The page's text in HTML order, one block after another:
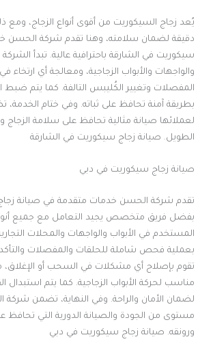
يُعد زجاج السيكوريت من أقوى أنواع الزجاج، ومع
دقيقة لضمان سلامته، وهنا تقدم شركة الحسن
سيكوريت في الشارقة باحترافية عالية. تبدأ
والواجهات والأبواب الزجاجية، ومعالجة أي ارتخاء
المفصلات وتغيير الكُليبس التالفة. كما يتم ضبط
بطريقة آمنة تحافظ على ثباته. وفي ختام
لعملائها صيانة مثالية تحافظ على سلامة الزجاج
الطويل. صيانة زجاج سيكوريت في الشارقة
صيانة زجاج سيكوريت في دبي
تقدم شركة الحسن خدمات متقدمة في صيانة
بفضل فريق متخصص يجيد التعامل مع جميع
المستخدم في الأبواب والواجهات والمحلات
بعملية فحص شاملة للحلقات والمفصلات والتأكد
تقوم بإصلاح أي مشكلات في السحب أو
مناسب لحركة الأبواب الزجاجية. كما يتم استبدال
لضمان الأمان والراحة. وفي النهاية، تضمن
مستوى من الجودة والصيانة الدورية التي تحافظ
ورونقه. صيانة زجاج سيكوريت في دبي